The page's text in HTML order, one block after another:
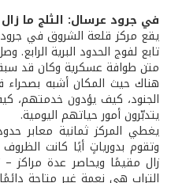
في جرود عرسال: الثلج ما
تابع لفوج الحدود البرية
متن طوافة عسكرية وكان قد
هناك حيث المكان أشبه بصحراء
الجنود، كيف يؤدون خدمتهم،
يتدبّرون أمور حياتهم اليومية.
يغطي المركز ثمانية معابر
وتقوم بدورياتٍ أيًا كانت
زال مقيمًا ويحاصر عدة مراكز –
التراب هي نعمة غير متاحة